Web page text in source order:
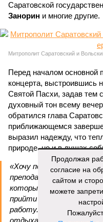
Саратовской
Занорин и многие другие.
Митрополит Саратовский и
Перед началом основной
концерта, выстроившись
Святой Пасхи, задав тем
духовный тон всему
обратился глава
приближающемся
выразил надежду, что
природе, но и в душах
«Хочу поблагодарить
преподавателей,
которые свои
прийти в храм, чтобы
работу. Большинство
отдыхают, а эти ребята
Продолжая
согласие на
сайтом и
можете